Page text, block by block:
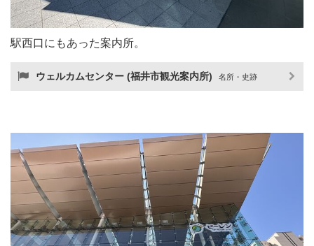
駅西口にもあった案内所。
ウェルカムセンター (福井市観光案内所) 名所・史跡